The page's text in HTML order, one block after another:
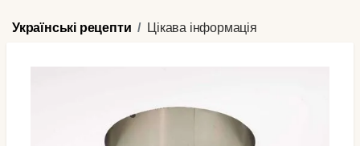
Українські рецепти Цікава інформація